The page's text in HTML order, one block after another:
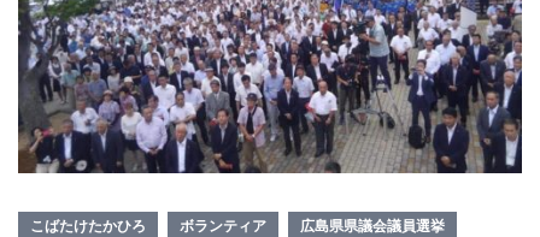
こばたけたかひろ ボランティア
広島県県議会議員選挙